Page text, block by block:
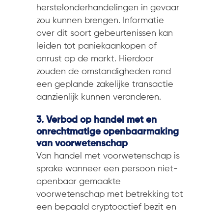
herstelonderhandelingen in gevaar
zou kunnen brengen. Informatie
over dit soort gebeurtenissen kan
leiden tot paniekaankopen of
onrust op de markt. Hierdoor
zouden de omstandigheden rond
een geplande zakelijke transactie
aanzienlijk kunnen veranderen.
3. Verbod op handel met en
onrechtmatige openbaarmaking
van voorwetenschap
Van handel met voorwetenschap is
sprake wanneer een persoon niet-
openbaar gemaakte
voorwetenschap met betrekking tot
een bepaald cryptoactief bezit en